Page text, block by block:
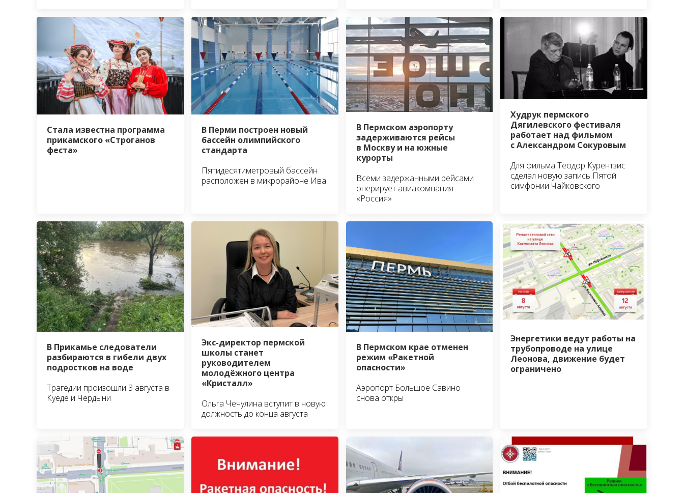
Стала известна программа
прикамского «Строганов
феста»
В Перми построен новый
бассейн олимпийского
стандарта
Пятидесятиметровый бассейн
расположен в микрорайоне Ива
В Пермском аэропорту
задерживаются рейсы
в Москву и на южные
курорты
Всеми задержанными рейсами
оперирует авиакомпания
«Россия»
Худрук пермского
Дягилевского фестиваля
работает над фильмом
с Александром Сокуровым
Для фильма Теодор Курентзис
сделал новую запись Пятой
симфонии Чайковского
В Прикамье следователи
разбираются в гибели двух
подростков на воде
Трагедии произошли 3 августа в
Куеде и Чердыни
Экс-директор пермской
школы станет
руководителем
молодёжного центра
«Кристалл»
Ольга Чечулина вступит в новую
должность до конца августа
В Пермском крае отменен
режим «Ракетной
опасности»
Аэропорт Большое Савино
снова откры
Энергетики ведут работы на
трубопроводе на улице
Леонова, движение будет
ограничено